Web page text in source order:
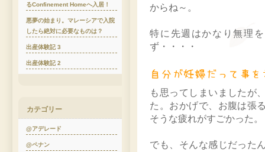
からね～。
特に先週はかなり無理
ず・・・・
も思ってしまいましたが
た。おかげで、お腹は張
そうな疲れがすごかった。
でも、そんな感じだった
るConfinement Homeへ入居！
悪夢の始まり。マレーシアで入院
したら絶対に必要なものは？
出産体験記 3
出産体験記 2
カテゴリー
@アデレード
@ペナン